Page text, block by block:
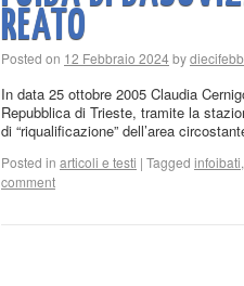
REATO
Posted on 12 Febbraio 2024by
In data 25 ottobre 2005 Claudia
Repubblica di Trieste, tramite la
di “riqualificazione” dell’area
Posted in articoli e testi | Tagged infoibati,
comment